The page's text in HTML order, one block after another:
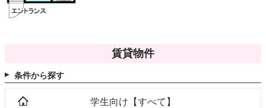
賃貸物件
条件から探す
学生向け【すべて】